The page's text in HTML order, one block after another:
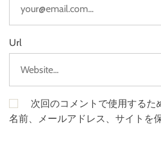
Url
次回のコメントで使用するた
名前、メールアドレス、サイトを